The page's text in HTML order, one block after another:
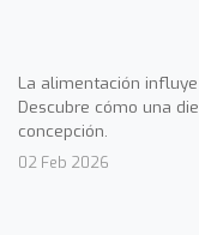
La alimentación
Descubre cómo una
concepción.
02 Feb 2026